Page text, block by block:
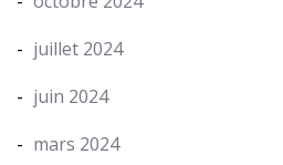
juillet 2024
juin 2024
mars 2024